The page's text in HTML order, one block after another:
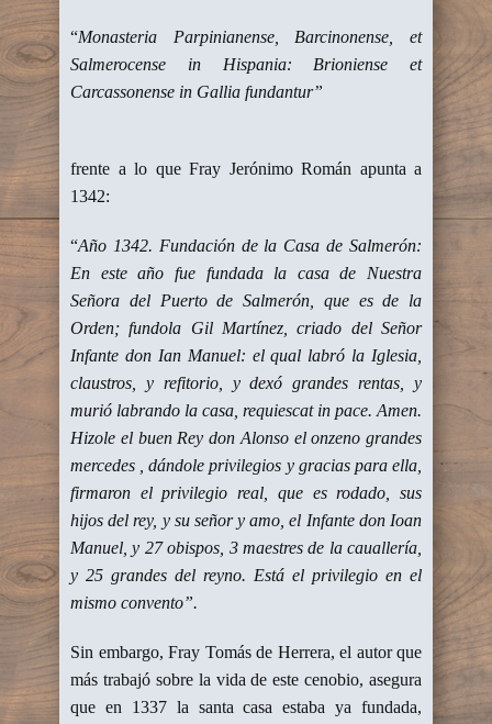
“Monasteria Parpinianense, Barcinonense, et
Salmerocense in Hispania: Brioniense et
Carcassonense in Gallia fundantur”
frente a lo que Fray Jerónimo Román apunta a
1342:
“Año 1342. Fundación de la Casa de Salmerón:
En este año fue fundada la casa de Nuestra
Señora del Puerto de Salmerón, que es de la
Orden; fundola Gil Martínez, criado del Señor
Infante don Ian Manuel: el qual labró la Iglesia,
claustros, y refitorio, y dexó grandes rentas, y
murió labrando la casa, requiescat in pace. Amen.
Hizole el buen Rey don Alonso el onzeno grandes
mercedes , dándole privilegios y gracias para ella,
firmaron el privilegio real, que es rodado, sus
hijos del rey, y su señor y amo, el Infante don Ioan
Manuel, y 27 obispos, 3 maestres de la cauallería,
y 25 grandes del reyno. Está el privilegio en el
mismo convento”.
Sin embargo, Fray Tomás de Herrera, el autor que
más trabajó sobre la vida de este cenobio, asegura
que en 1337 la santa casa estaba ya fundada,